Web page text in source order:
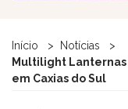
Início
Notícias
Multilight Lanternas
em Caxias do Sul